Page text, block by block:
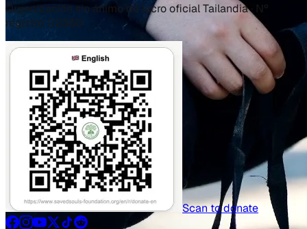
Organización sin ánimo de lucro oficial Tailandia · Nº
registro 1/2560
Scan to donate